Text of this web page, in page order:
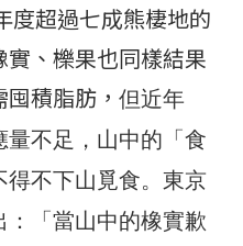
度超過七成熊棲地的
實、櫟果也同樣結果
積脂肪， 但近年
不足，山中的「食
不下山覓食。東京
「當山中的橡實歉